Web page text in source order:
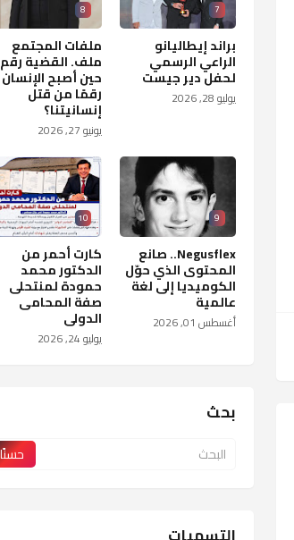
7
براند إيطاليانو
الراعي الرسمي
لحفل دير جيست
يوليو 28, 2026
8
ملفات المجتمع
حين أصبح الإنسان
رقمًا من قتل
إنسانيتنا؟
يونيو 27, 2026
9
Negusflex.. صانع
المحتوى الذي حوّل
الكوميديا إلى لغة
عالمية
أغسطس 01, 2026
10
كارت أحمر من
الدكتور محمد
حمودة لمنتحلى
صفة المحامى
الدولى
يوليو 24, 2026
بحث